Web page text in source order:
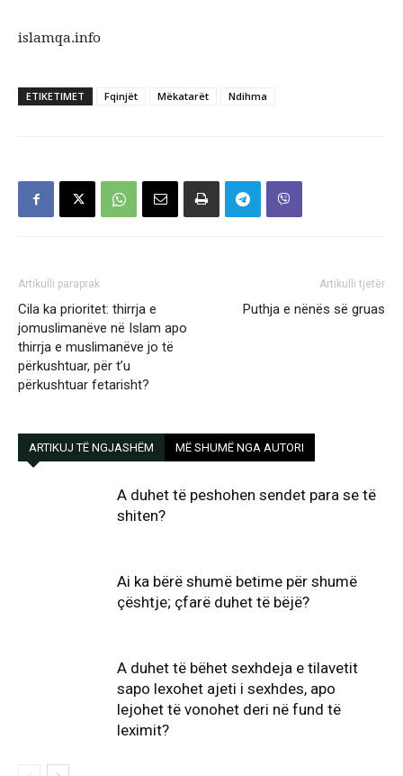
islamqa.info
ETIKETIMET Fqinjët Mëkatarët Ndihma
Artikulli paraprak
Cila ka prioritet: thirrja e
jomuslimanëve në Islam apo
thirrja e muslimanëve jo të
përkushtuar, për t’u
përkushtuar fetarisht?
Artikulli tjetër
Puthja e nënës së gruas
ARTIKUJ TË NGJASHËM MË SHUMË NGA AUTORI
A duhet të peshohen sendet para se të
shiten?
Ai ka bërë shumë betime për shumë
çështje; çfarë duhet të bëjë?
A duhet të bëhet sexhdeja e tilavetit
sapo lexohet ajeti i sexhdes, apo
lejohet të vonohet deri në fund të
leximit?